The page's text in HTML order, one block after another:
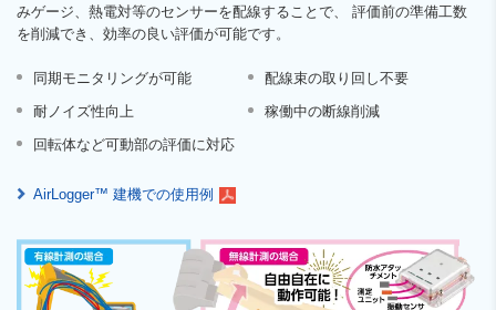
みゲージ、熱電対等のセンサーを配線することで、 評価前の準備工数
を削減でき、効率の良い評価が可能です。
同期モニタリングが可能
配線束の取り回し不要
耐ノイズ性向上
稼働中の断線削減
回転体など可動部の評価に対応
AirLogger™ 建機での使用例